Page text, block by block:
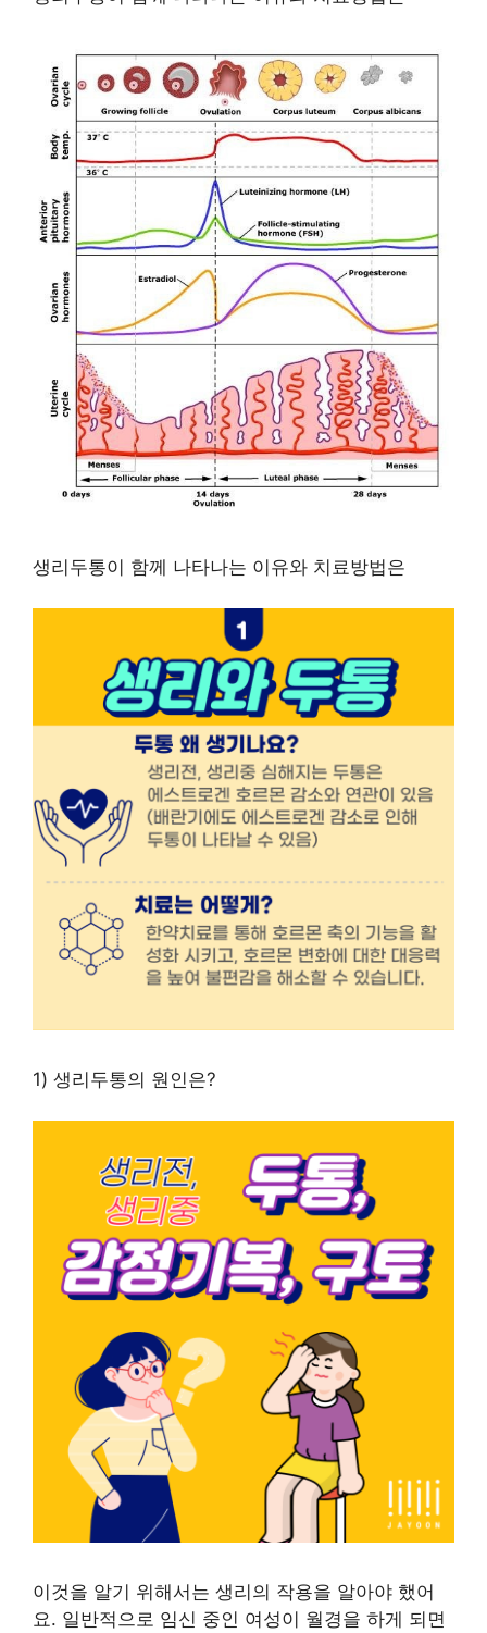
생리두통이 함께 나타나는 이유와 치료방법은
1) 생리두통의 원인은?
이것을 알기 위해서는 생리의 작용을 알아야 했어
요. 일반적으로 임신 중인 여성이 월경을 하게 되면